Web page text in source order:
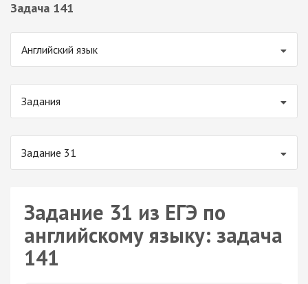
Задача 141
Английский язык
Задания
Задание 31
Задание 31 из ЕГЭ по
английскому языку: задача
141